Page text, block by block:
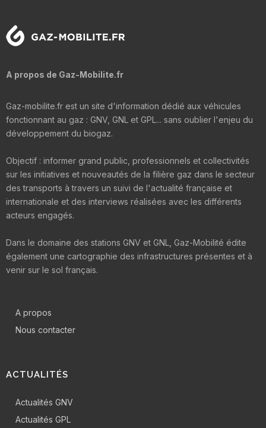
A propos de Gaz-Mobilite.fr
Gaz-mobilite.fr est un site d'information dédié aux véhicules
fonctionnant au gaz : GNV, GNL et GPL... sans oublier l'enjeu du
développement du biogaz.
Objectif : informer grand public, professionnels et collectivités
sur les initiatives et nouveautés de la filière gaz dans le secteur
des transports à travers un suivi de l'actualité française et
internationale et des interviews réalisées avec les différents
acteurs engagés.
Dans le domaine des stations GNV et GNL, Gaz-Mobilité édite
également une cartographie des infrastructures présentes et à
venir sur le sol français.
A propos
Nous contacter
ACTUALITÉS
Actualités GNV
Actualités GPL